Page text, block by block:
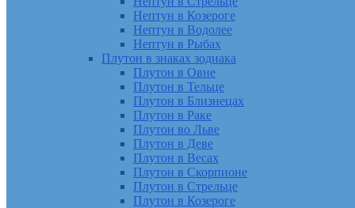
Нептун в Козероге
Нептун в Водолее
Нептун в Рыбах
Плутон в знаках зодиака
Плутон в Овне
Плутон в Тельце
Плутон в Близнецах
Плутон в Раке
Плутон во Льве
Плутон в Деве
Плутон в Весах
Плутон в Скорпионе
Плутон в Стрельце
Плутон в Козероге